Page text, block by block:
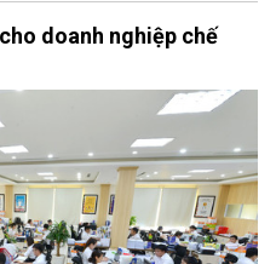
doanh nghiệp chế